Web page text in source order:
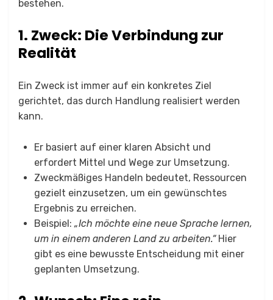
bestehen.
1. Zweck: Die Verbindung zur
Realität
Ein Zweck ist immer auf ein konkretes Ziel
gerichtet, das durch Handlung realisiert werden
kann.
Er basiert auf einer klaren Absicht und
erfordert Mittel und Wege zur Umsetzung.
Zweckmäßiges Handeln bedeutet, Ressourcen
gezielt einzusetzen, um ein gewünschtes
Ergebnis zu erreichen.
Beispiel: „Ich möchte eine neue Sprache lernen,
um in einem anderen Land zu arbeiten.“Hier
gibt es eine bewusste Entscheidung mit einer
geplanten Umsetzung.